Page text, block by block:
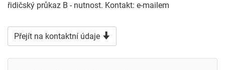
řidičský průkaz B - nutnost. Kontakt: e-mailem
Přejít na kontaktní údaje